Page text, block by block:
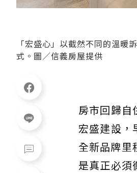
「宏盛心」以截然不同的溫
式。圖／信義房屋提供
房市回歸自
宏盛建設，
全新品牌
是真正必須